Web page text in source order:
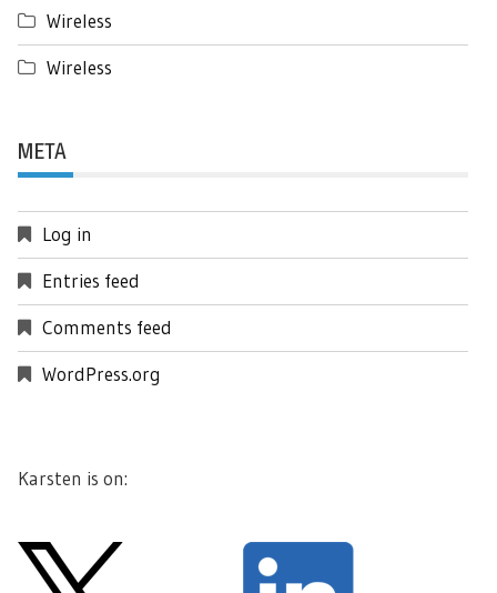
Wireless
Wireless
META
Log in
Entries feed
Comments feed
WordPress.org
Karsten is on: